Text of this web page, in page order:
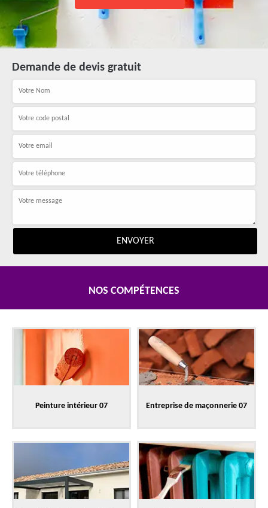
Demande de devis gratuit
NOS COMPÉTENCES
Peinture intérieur 07 Entreprise de maçonnerie 07